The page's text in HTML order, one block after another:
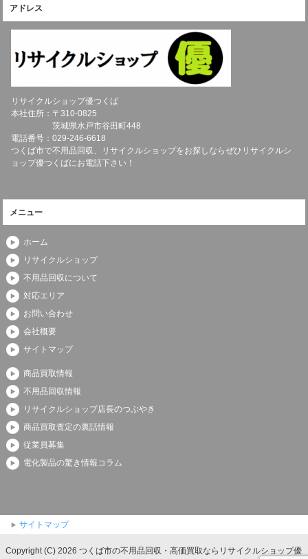
アドレス
リサイクルショップ優つくば
本社住所：〒310-0825
茨城県水戸市谷田町448
電話番号：029-246-6618
つくば市で不用品回収、リサイクルショップをお探しならぜひリサイクルシ
ョップ優つくばにお電話下さい！
メニュー
ホーム
リサイクルショップ
不用品回収について
対応エリア
お問い合わせ
会社概要
サイトマップ
商品買取情報
不用品回収情報
リサイクルショップ店長のつぶやき
商品買取査定の裏話情報
従業員募集
電化製品の驚き情報コラム
サイトマップ
Copyright (C) 2026 つくば市の不用品回収・高価買取ならリサイクルショップ優